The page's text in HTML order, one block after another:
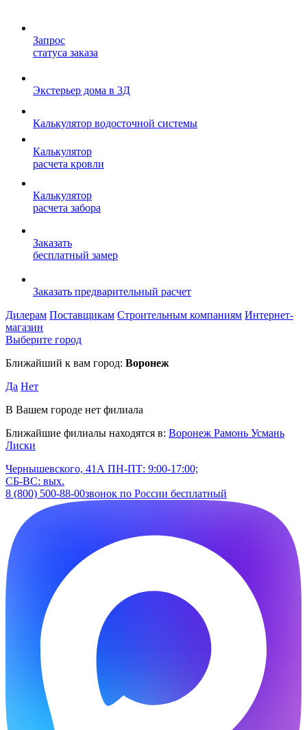
Запрос
статуса заказа
Экстерьер дома в 3Д
Калькулятор водосточной системы
Калькулятор
расчета кровли
Калькулятор
расчета забора
Заказать
бесплатный замер
Заказать предварительный расчет
Дилерам Поставщикам Строительным компаниям Интернет-
магазин
Выберите город
Ближайший к вам город: Воронеж
Да Нет
В Вашем городе нет филиала
Ближайшие филиалы находятся в: Воронеж Рамонь Усмань
Лиски
Чернышевского, 41А ПН-ПТ: 9:00-17:00;
СБ-ВС: вых.
8 (800) 500-88-00звонок по России бесплатный